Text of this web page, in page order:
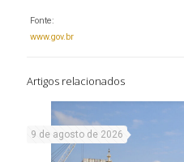
Fonte:
www.gov.br
Artigos relacionados
9 de agosto de 2026